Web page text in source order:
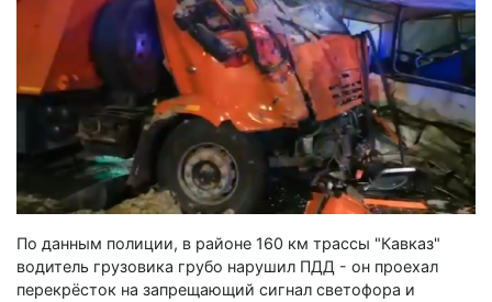
По данным полиции, в районе 160 км трассы "Кавказ"
водитель грузовика грубо нарушил ПДД - он проехал
перекрёсток на запрещающий сигнал светофора и